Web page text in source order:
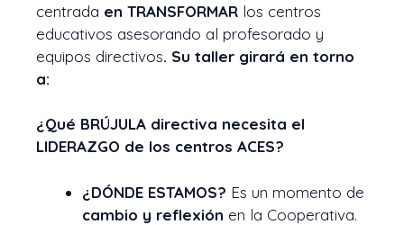
centrada en TRANSFORMAR los centros
educativos asesorando al profesorado y
equipos directivos. Su taller girará en torno
a:
¿Qué BRÚJULA directiva necesita el
LIDERAZGO de los centros ACES?
¿DÓNDE ESTAMOS? Es un momento de
cambio y reflexión en la Cooperativa.